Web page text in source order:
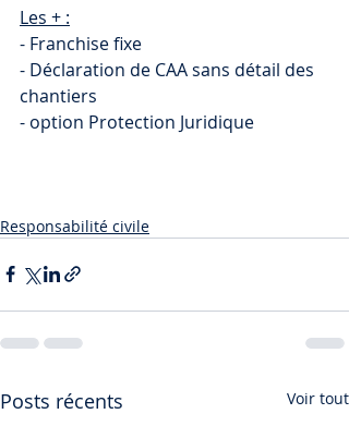
Les + :
- Franchise fixe
- Déclaration de CAA sans détail des
chantiers
- option Protection Juridique
Responsabilité civile
Posts récents Voir tout